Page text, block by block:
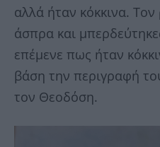
αλλά ήταν κόκκινα.
άσπρα και
επέμενε πως ήταν
βάση την περιγραφή
τον Θεοδόση.